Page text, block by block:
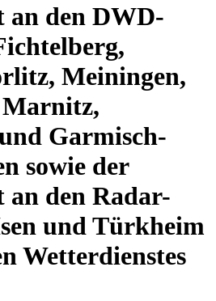
an den DWD-
Meiningen,
Garmisch-
sowie der
den Radar-
und Türkheim
Wetterdienstes